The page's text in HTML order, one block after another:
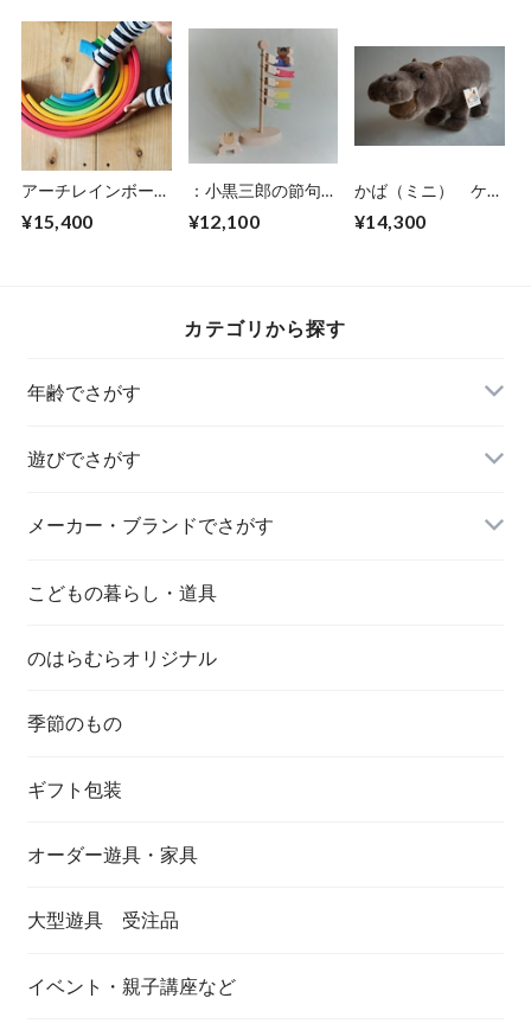
アーチレインボー
大
¥15,400
：小黒三郎の節句人
形 こいのぼり
¥12,100
かば（ミニ） ケー
セン社
¥14,300
カテゴリから探す
年齢でさがす
遊びでさがす
メーカー・ブランドでさがす
こどもの暮らし・道具
のはらむらオリジナル
季節のもの
ギフト包装
オーダー遊具・家具
大型遊具 受注品
イベント・親子講座など